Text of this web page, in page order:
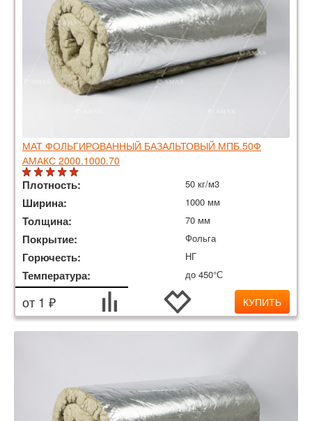
МАТ ФОЛЬГИРОВАННЫЙ БАЗАЛЬТОВЫЙ МПБ.50Ф
АМАКС 2000.1000.70
Плотность: 50 кг/м3
Ширина: 1000 мм
Толщина: 70 мм
Покрытие: Фольга
Горючесть: НГ
Температура: до 450°С
от 1 ₽ КУПИТЬ